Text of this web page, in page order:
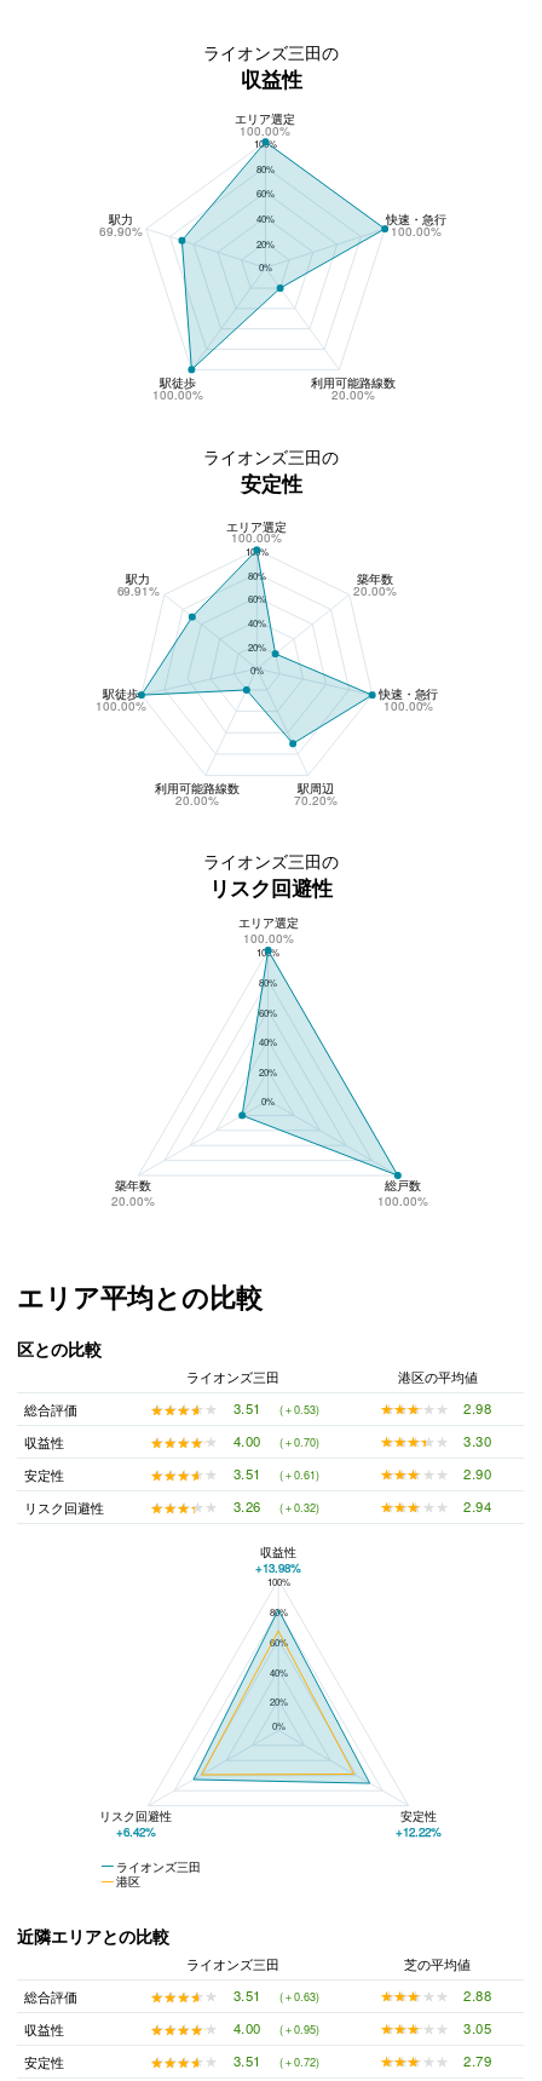
ライオンズ三田の
収益性
ライオンズ三田の収益性
100%
80%
60%
40%
20%
0%
エリア選定
100.00%
駅力
69.90%
駅徒歩
100.00%
利用可能路線数
20.00%
快速・急行
100.00%
ライオンズ三田の
安定性
100%
80%
60%
40%
20%
0%
エリア選定
100.00%
駅力
69.91%
駅徒歩
100.00%
利用可能路線数
20.00%
駅周辺
70.20%
快速・急行
100.00%
築年数
20.00%
ライオンズ三田の
リスク回避性
ライオンズ三田のリスク回避性
100%
80%
60%
40%
20%
0%
エリア選定
100.00%
築年数
20.00%
総戸数
100.00%
エリア平均との比較
区との比較
ライオンズ三田
港区の平均値
総合評価
★★★★★
★★★★★ 3.51 (＋0.53) ★★★★★
★★★★★
2.98
収益性
★★★★★
★★★★★ 4.00 (＋0.70) ★★★★★
★★★★★
3.30
安定性
★★★★★
★★★★★ 3.51 (＋0.61) ★★★★★
★★★★★
2.90
リスク回避性
★★★★★
★★★★★ 3.26 (＋0.32) ★★★★★
★★★★★ 2.94
ライオンズ三田と港区の平均値の総合評価の比較
100%
80%
60%
40%
20%
0%
ライオンズ三田
港区
収益性
+13.98%
リスク回避性
+6.42%
安定性
+12.22%
近隣エリアとの比較
ライオンズ三田
芝の平均値
総合評価
★★★★★
★★★★★ 3.51 (＋0.63) ★★★★★
★★★★★
2.88
収益性
★★★★★
★★★★★ 4.00 (＋0.95) ★★★★★
★★★★★
3.05
安定性
★★★★★
★★★★★ 3.51 (＋0.72) ★★★★★
★★★★★
2.79